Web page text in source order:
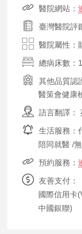
醫院網站：
臺灣醫院評
醫院屬性：
總病床數：
其他品質認
醫策會健康
語言翻譯：
生活服務：
陪同就醫 /
預約服務：
友善支付：
國際信用卡
中國銀聯)